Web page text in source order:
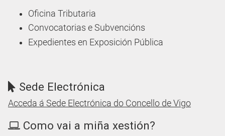
Oficina Tributaria
Convocatorias e Subvencións
Expedientes en Exposición Pública
Sede Electrónica
Acceda á Sede Electrónica do Concello de Vigo
Como vai a miña xestión?